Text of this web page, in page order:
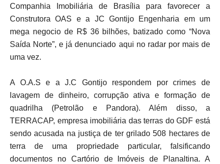
Companhia Imobiliária de Brasília para favorecer a
Construtora OAS e a JC Gontijo Engenharia em um
mega negocio de R$ 36 bilhões, batizado como “Nova
Saída Norte”, e já denunciado aqui no radar por mais de
uma vez.
A O.A.S e a J.C Gontijo respondem por crimes de
lavagem de dinheiro, corrupção ativa e formação de
quadrilha (Petrolão e Pandora). Além disso, a
TERRACAP, empresa imobiliária das terras do GDF está
sendo acusada na justiça de ter grilado 508 hectares de
terra de uma propriedade particular, falsificando
documentos no Cartório de Imóveis de Planaltina. A